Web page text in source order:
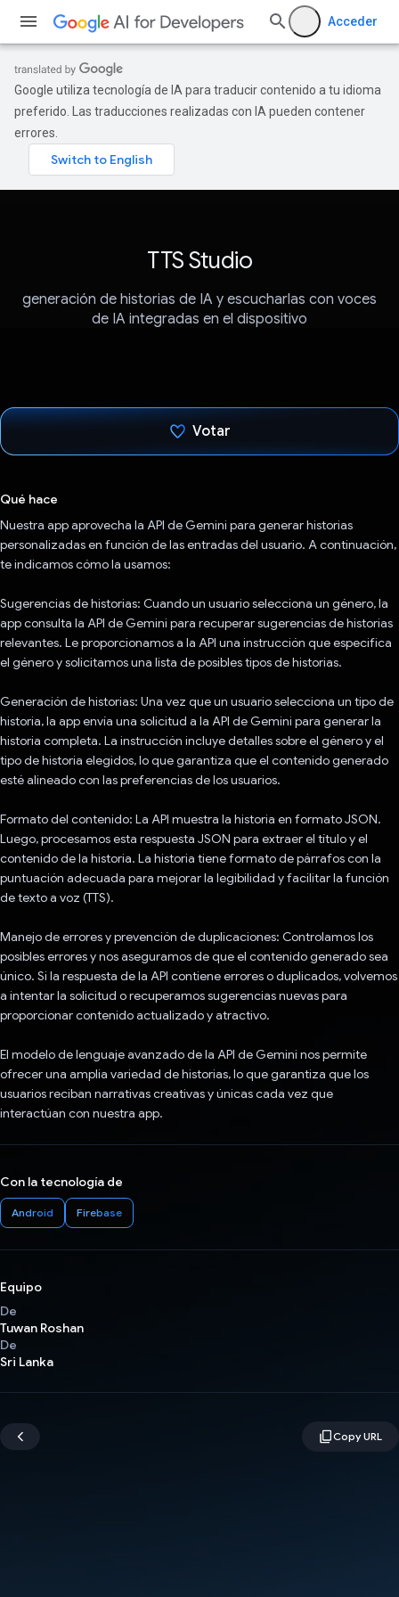
Acceder
Google utiliza tecnología de IA para traducir contenido a tu idioma
preferido. Las traducciones realizadas con IA pueden contener
errores.
TTS Studio
generación de historias de IA y escucharlas con voces
de IA integradas en el dispositivo
Votar
Qué hace
Nuestra app aprovecha la API de Gemini para generar historias
personalizadas en función de las entradas del usuario. A continuación,
te indicamos cómo la usamos:
Sugerencias de historias: Cuando un usuario selecciona un género, la
app consulta la API de Gemini para recuperar sugerencias de historias
relevantes. Le proporcionamos a la API una instrucción que especifica
el género y solicitamos una lista de posibles tipos de historias.
Generación de historias: Una vez que un usuario selecciona un tipo de
historia, la app envía una solicitud a la API de Gemini para generar la
historia completa. La instrucción incluye detalles sobre el género y el
tipo de historia elegidos, lo que garantiza que el contenido generado
esté alineado con las preferencias de los usuarios.
Formato del contenido: La API muestra la historia en formato JSON.
Luego, procesamos esta respuesta JSON para extraer el título y el
contenido de la historia. La historia tiene formato de párrafos con la
puntuación adecuada para mejorar la legibilidad y facilitar la función
de texto a voz (TTS).
Manejo de errores y prevención de duplicaciones: Controlamos los
posibles errores y nos aseguramos de que el contenido generado sea
único. Si la respuesta de la API contiene errores o duplicados, volvemos
a intentar la solicitud o recuperamos sugerencias nuevas para
proporcionar contenido actualizado y atractivo.
El modelo de lenguaje avanzado de la API de Gemini nos permite
ofrecer una amplia variedad de historias, lo que garantiza que los
usuarios reciban narrativas creativas y únicas cada vez que
interactúan con nuestra app.
Con la tecnología de
Android Firebase
Equipo
De
Tuwan Roshan
De
Sri Lanka